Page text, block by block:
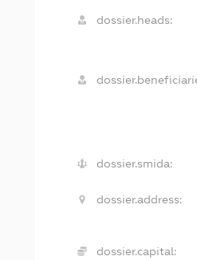
dossier.heads:
dossier.smida:
dossier.address:
dossier.capital: